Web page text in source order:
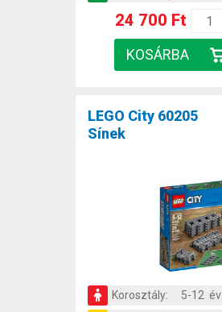
24 700 Ft
LEGO City 60205
Sínek
Korosztály:
5-12 év